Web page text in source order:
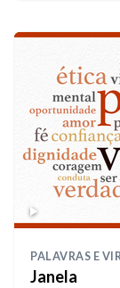
PALAVRAS E
Janela